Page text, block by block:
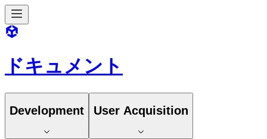
ドキュメント
Development User Acquisition